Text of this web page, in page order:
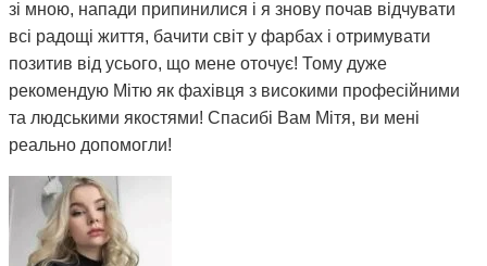
зі мною, напади припинилися і я знову почав відчувати
всі радощі життя, бачити світ у фарбах і отримувати
позитив від усього, що мене оточує! Тому дуже
рекомендую Мітю як фахівця з високими професійними
та людськими якостями! Спасибі Вам Мітя, ви мені
реально допомогли!